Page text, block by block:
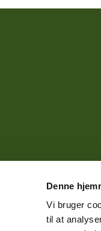
Denne
Vi bruger
til at